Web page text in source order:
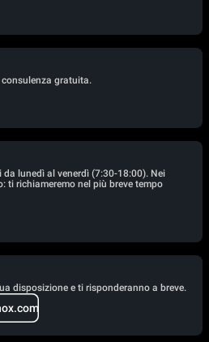
gratuita.
lunedì al venerdì (7:30-18:00). Nei
ti richiameremo nel più breve tempo
disposizione e ti risponderanno a breve.